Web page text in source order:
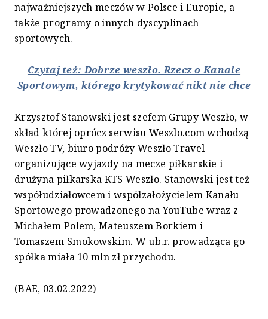
najważniejszych meczów w Polsce i Europie, a
także programy o innych dyscyplinach
sportowych.
Czytaj też: Dobrze weszło. Rzecz o Kanale
Sportowym, którego krytykować nikt nie chce
Krzysztof Stanowski jest szefem Grupy Weszło, w
skład której oprócz serwisu Weszlo.com wchodzą
Weszło TV, biuro podróży Weszło Travel
organizujące wyjazdy na mecze piłkarskie i
drużyna piłkarska KTS Weszło. Stanowski jest też
współudziałowcem i współzałożycielem Kanału
Sportowego prowadzonego na YouTube wraz z
Michałem Polem, Mateuszem Borkiem i
Tomaszem Smokowskim. W ub.r. prowadząca go
spółka miała 10 mln zł przychodu.
(BAE, 03.02.2022)